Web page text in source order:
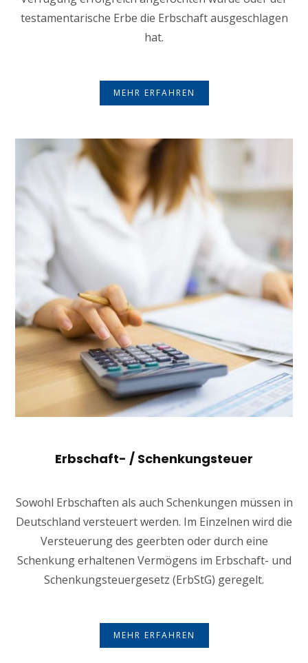
testamentarische Erbe die Erbschaft ausgeschlagen
hat.
MEHR ERFAHREN
Erbschaft- / Schenkungsteuer
Sowohl Erbschaften als auch Schenkungen müssen in
Deutschland versteuert werden. Im Einzelnen wird die
Versteuerung des geerbten oder durch eine
Schenkung erhaltenen Vermögens im Erbschaft- und
Schenkungsteuergesetz (ErbStG) geregelt.
MEHR ERFAHREN